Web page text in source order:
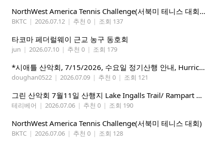
NorthWest America Tennis Challenge(서북미 테니스 대회) 마감임박!!!!!
BKTC | 2026.07.12 | 추천 0 | 조회 137
타코마 페더럴웨이 근교 농구 동호회
jun | 2026.07.10 | 추천 0 | 조회 179
*시애틀 산악회, 7/15/2026, 수요일 정기산행 안내, Hurricane Ridge*
doughan0522 | 2026.07.09 | 추천 0 | 조회 121
그린 산악회 7월11일 산행지 Lake Ingalls Trail/ Rampart Lake Via Rachel lake trail
테리베어 | 2026.07.06 | 추천 0 | 조회 190
NorthWest America Tennis Challenge(서북미 테니스 대회)
BKTC | 2026.07.06 | 추천 0 | 조회 128